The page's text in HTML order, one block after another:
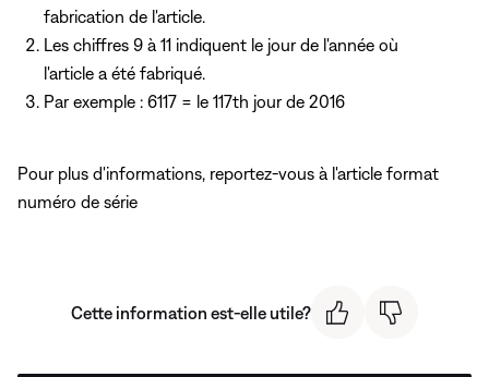
fabrication de l'article.
Les chiffres 9 à 11 indiquent le jour de l'année où
l'article a été fabriqué.
Par exemple : 6117 = le 117th jour de 2016
Pour plus d'informations, reportez-vous à l'article format
numéro de série
Cette information est-elle utile?